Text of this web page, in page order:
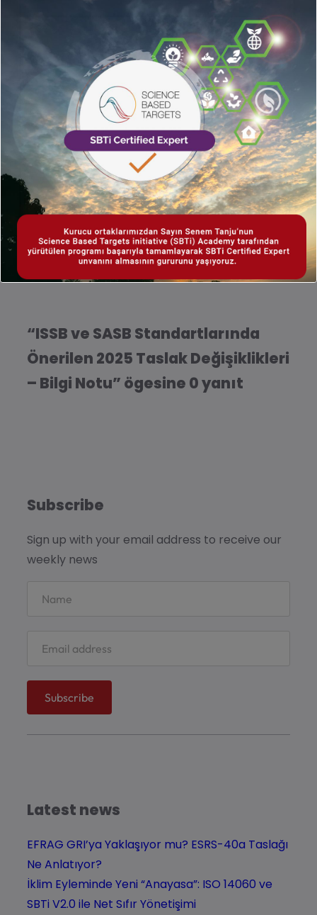
Taslak görüş için açık:30 Kasım 2025’e kadar
Nihai yayımlanma:
2026
Yaklaşan SASB taslakları (2025 içinde):
Elektrikli Tesisler & Enerji Jeneratörleri
Gıda & İçecek sektörü
Kaynak ve Daha Fazlası:
IFRS Resmi Duyurusu – ISSB SASB Standartları
Değişiklik Taslakları (Mayıs 2024)
In:Genel
“ISSB ve SASB Standartlarında
Önerilen 2025 Taslak Değişiklikleri
– Bilgi Notu” ögesine 0 yanıt
Subscribe
Sign up with your email address to receive our
weekly news
Latest news
EFRAG GRI’ya Yaklaşıyor mu? ESRS-40a Taslağı
Ne Anlatıyor?
İklim Eyleminde Yeni “Anayasa”: ISO 14060 ve
SBTi V2.0 ile Net Sıfır Yönetişimi